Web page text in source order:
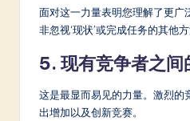
面对这一力量表明您理解了更广
非忽视‘现状’或完成任务的其他方
5. 现有竞争者之间
这是最显而易见的力量。激烈的
出增加以及创新竞赛。